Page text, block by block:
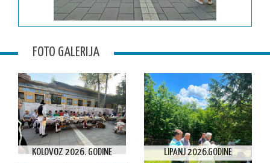
FOTO GALERIJA
KOLOVOZ 2026. GODINE LIPANJ 2026.GODINE